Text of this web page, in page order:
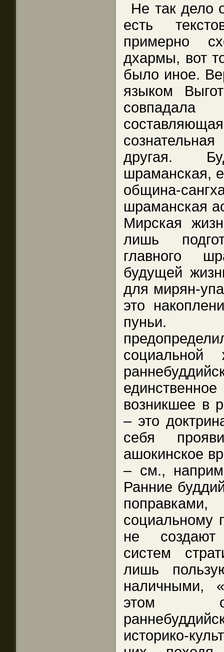
Не так дело
есть
примерно
дхармы, вот
было иное.
языком
другая.
шраманская,
община-
шраманская
Мирская
лишь
главного
будущей
для мирян-
это
пуньи.
возникшее в
– это
себя
ашокинское
– см.,
Ранние
социальному
не создают
систем
лишь
наличными,
этом
историко-